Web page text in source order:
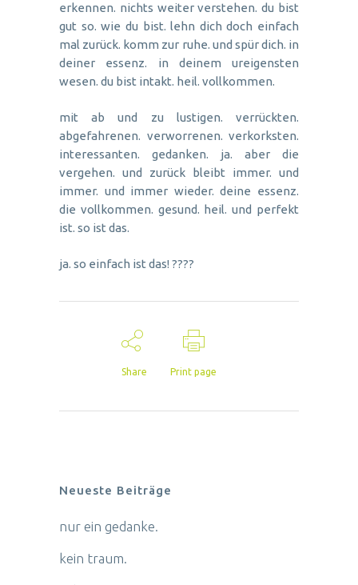
erkennen. nichts weiter verstehen. du bist
gut so. wie du bist. lehn dich doch einfach
mal zurück. komm zur ruhe. und spür dich. in
deiner essenz. in deinem ureigensten
wesen. du bist intakt. heil. vollkommen.
mit ab und zu lustigen. verrückten.
abgefahrenen. verworrenen. verkorksten.
interessanten. gedanken. ja. aber die
vergehen. und zurück bleibt immer. und
immer. und immer wieder. deine essenz.
die vollkommen. gesund. heil. und perfekt
ist. so ist das.
ja. so einfach ist das! ????
Share Print page
Neueste Beiträge
nur ein gedanke.
kein traum.